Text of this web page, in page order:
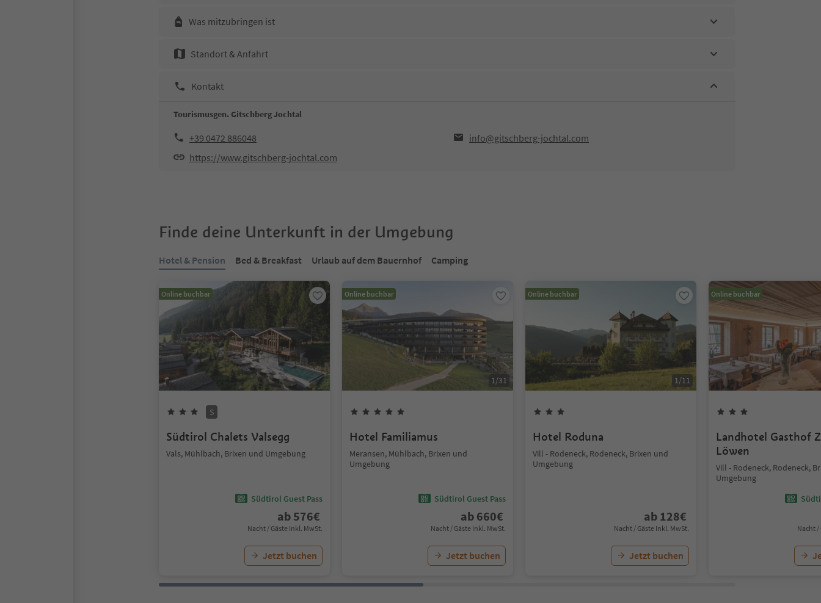
Was mitzubringen ist
Standort & Anfahrt
Kontakt
Tourismusgen. Gitschberg Jochtal
+39 0472 886048
info@gitschberg-jochtal.com
https://www.gitschberg-jochtal.com
Finde deine Unterkunft in der Umgebung
Hotel & Pension Bed & Breakfast Urlaub auf dem Bauernhof Camping
Online buchbar
S
Südtirol Chalets Valsegg
Vals, Mühlbach, Brixen und Umgebung
Südtirol Guest Pass
ab 576€
Nacht / Gäste Inkl. MwSt.
Jetzt buchen
Online buchbar
1 /31
Hotel Familiamus
Meransen, Mühlbach, Brixen und
Umgebung
Südtirol Guest Pass
ab 660€
Nacht / Gäste Inkl. MwSt.
Jetzt buchen
Online buchbar
1 /11
Hotel Roduna
Vill - Rodeneck, Rodeneck, Brixen und
Umgebung
ab 128€
Nacht / Gäste Inkl. MwSt.
Jetzt buchen
Online buchbar
Landhotel Gasthof
Löwen
Vill - Rodeneck, Rodeneck,
Umgebung
Nacht /